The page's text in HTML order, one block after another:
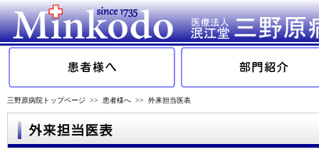
三野原病院トップページ >> 患者様へ >> 外来担当医表